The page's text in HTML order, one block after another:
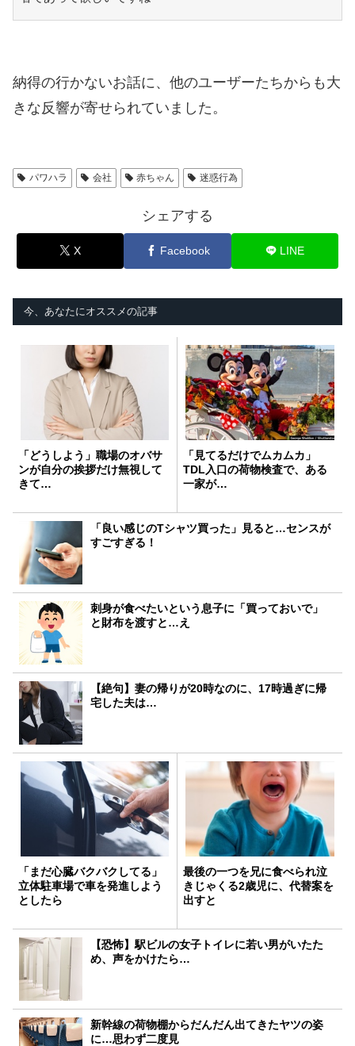
納得の行かないお話に、他のユーザーたちからも大
きな反響が寄せられていました。
パワハラ 会社 赤ちゃん 迷惑行為
シェアする
X Facebook LINE
今、あなたにオススメの記事
「どうしよう」職場のオバサ
ンが自分の挨拶だけ無視して
きて…
「見てるだけでムカムカ」
TDL入口の荷物検査で、ある
一家が…
「良い感じのTシャツ買った」見ると…センスが
すごすぎる！
刺身が食べたいという息子に「買っておいで」
と財布を渡すと…え
【絶句】妻の帰りが20時なのに、17時過ぎに帰
宅した夫は…
「まだ心臓バクバクしてる」
立体駐車場で車を発進しよう
としたら
最後の一つを兄に食べられ泣
きじゃくる2歳児に、代替案を
出すと
【恐怖】駅ビルの女子トイレに若い男がいたた
め、声をかけたら…
新幹線の荷物棚からだんだん出てきたヤツの姿
に…思わず二度見